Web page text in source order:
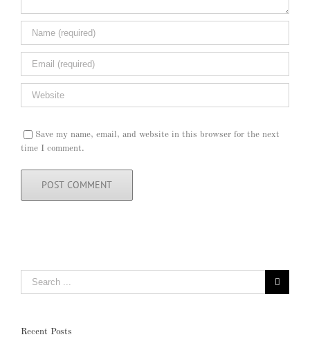
Save my name, email, and website in this browser for the next
time I comment.
Recent Posts